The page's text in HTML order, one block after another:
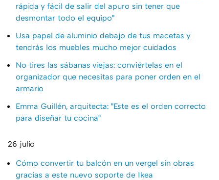
rápida y fácil de salir del apuro sin tener que
desmontar todo el equipo"
Usa papel de aluminio debajo de tus macetas y
tendrás los muebles mucho mejor cuidados
No tires las sábanas viejas: conviértelas en el
organizador que necesitas para poner orden en el
armario
Emma Guillén, arquitecta: "Este es el orden correcto
para diseñar tu cocina"
26 julio
Cómo convertir tu balcón en un vergel sin obras
gracias a este nuevo soporte de Ikea